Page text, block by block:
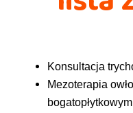
Konsultacja
Mezoterapia